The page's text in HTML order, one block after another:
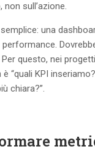
sull’azione.
una
questo, nei
“quali KPI
chiara?”.